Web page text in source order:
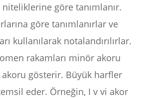
niteliklerine göre tanımlanır.
göre tanımlanırlar ve
kullanılarak notalandırılırlar.
rakamları minör akoru
gösterir. Büyük harfler
eder. Örneğin, I v vi akor